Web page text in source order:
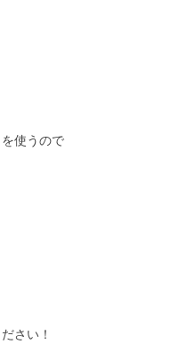
使うので
さい！